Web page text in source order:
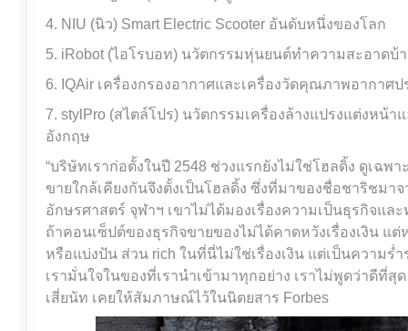
4. NIU (นิว) Smart Electric Scooter อันดับหนึ่งของโลก
5. iRobot (ไอโรบอท) นวัตกรรมหุ่นยนต์ทำความสะอาดบ้
6. IQAir เครื่องกรองอากาศและเครื่องวัดคุณภาพอากาศ
7. stylPro (สไตล์โปร) นวัตกรรมเครื่องล้างแปรงแต่งหน้
อังกฤษ
“บริษัทเราก่อตั้งในปี 2548 ช่วงแรกยังไม่ใช่โฮลดิ้ง ดูเฉ
ขายใกล้เคียงกันจึงตั้งเป็นโฮลดิ้ง ซึ่งที่มาของชื่อชาริชมา
อักษรศาสตร์ จุฬาฯ เขาไม่ได้มองเรื่องความเป็นธุรกิจแ
ถ้าคอนเซ็ปต์ของธุรกิจขายของไม่ได้คาดหวังเรื่องเงิน แ
หรือแบ่งปัน ส่วน rich ในที่นี่ไม่ใช่เรื่องเงิน แต่เป็นความ
เรามั่นใจในของที่เรานำเข้ามาทุกอย่าง เราไม่พูดว่าดีที่สุ
เสี่ยนัท เคยให้สัมภาษณ์ไว้ในนิตยสาร Forbes